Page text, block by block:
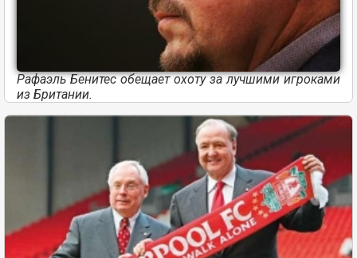
Рафаэль Бенитес обещает охоту за лучшими игроками
из Британии.